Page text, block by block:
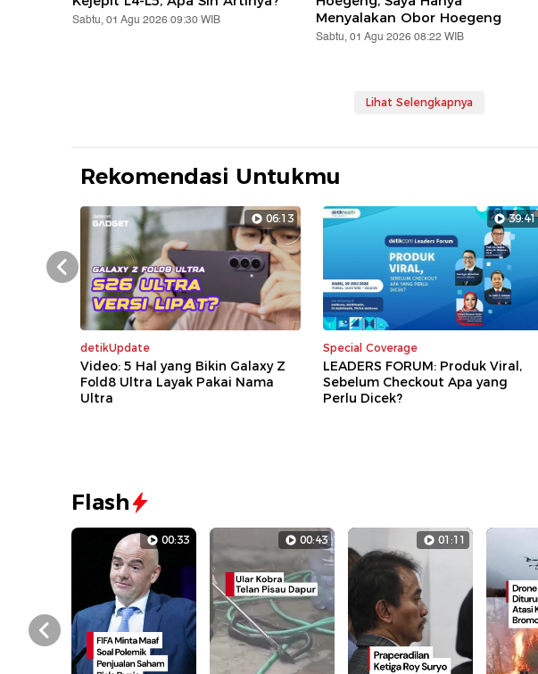
Sabtu, 01 Agu 2026 09:30 WIB
Menyalakan Obor Hoegeng
Sabtu, 01 Agu 2026 08:22 WIB
Lihat Selengkapnya
Rekomendasi Untukmu
06:13
detikUpdate
Video: 5 Hal yang Bikin Galaxy Z
Fold8 Ultra Layak Pakai Nama
Ultra
39:41
Special Coverage
LEADERS FORUM: Produk Viral,
Sebelum Checkout Apa yang
Perlu Dicek?
Prev
Flash
00:33 00:43 01:11
Prev